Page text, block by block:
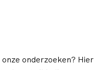
onderzoeken? Hier